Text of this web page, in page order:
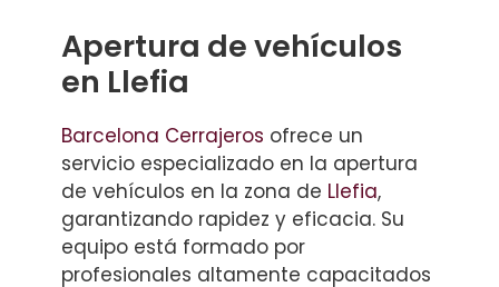
Apertura de vehículos
en Llefia
Barcelona Cerrajeros ofrece un
servicio especializado en la apertura
de vehículos en la zona de Llefia,
garantizando rapidez y eficacia. Su
equipo está formado por
profesionales altamente capacitados